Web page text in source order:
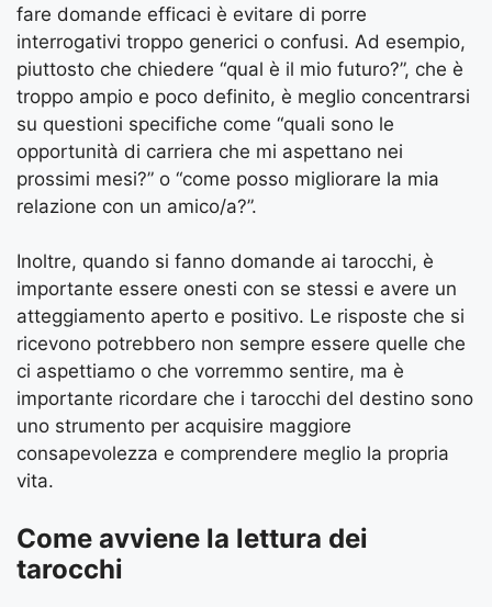
fare domande efficaci è evitare di porre
interrogativi troppo generici o confusi. Ad esempio,
piuttosto che chiedere “qual è il mio futuro?”, che è
troppo ampio e poco definito, è meglio concentrarsi
su questioni specifiche come “quali sono le
opportunità di carriera che mi aspettano nei
prossimi mesi?” o “come posso migliorare la mia
relazione con un amico/a?”.
Inoltre, quando si fanno domande ai tarocchi, è
importante essere onesti con se stessi e avere un
atteggiamento aperto e positivo. Le risposte che si
ricevono potrebbero non sempre essere quelle che
ci aspettiamo o che vorremmo sentire, ma è
importante ricordare che i tarocchi del destino sono
uno strumento per acquisire maggiore
consapevolezza e comprendere meglio la propria
vita.
Come avviene la lettura dei
tarocchi